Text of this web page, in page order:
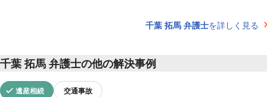
千葉 拓馬 弁護士を詳しく見る
千葉 拓馬 弁護士の他の解決事例
遺産相続 交通事故